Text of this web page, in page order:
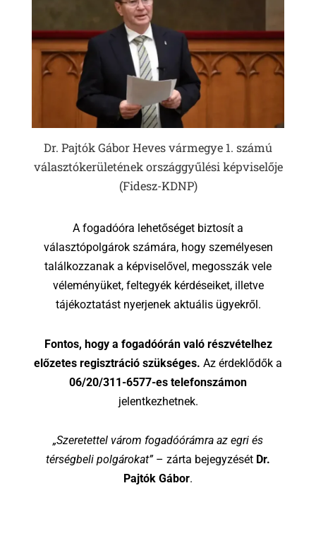
Dr. Pajtók Gábor Heves vármegye 1. számú
választókerületének országgyűlési képviselője
(Fidesz-KDNP)
A fogadóóra lehetőséget biztosít a
választópolgárok számára, hogy személyesen
találkozzanak a képviselővel, megosszák vele
véleményüket, feltegyék kérdéseiket, illetve
tájékoztatást nyerjenek aktuális ügyekről.
Fontos, hogy a fogadóórán való részvételhez
előzetes regisztráció szükséges. Az érdeklődők a
06/20/311-6577-es telefonszámon
jelentkezhetnek.
„Szeretettel várom fogadóórámra az egri és
térségbeli polgárokat”– zárta bejegyzését Dr.
Pajtók Gábor.